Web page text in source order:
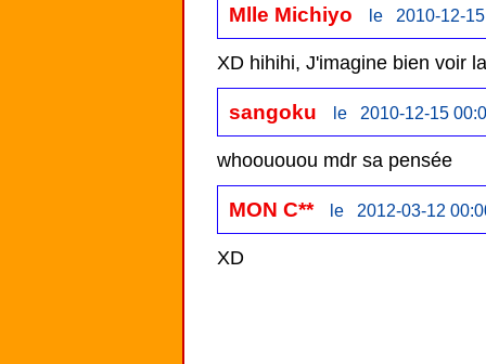
Mlle Michiyo le 2010-12-15
XD hihihi, J'imagine bien voir
sangoku le 2010-12-15
MON C** le 2012-03-12
XD